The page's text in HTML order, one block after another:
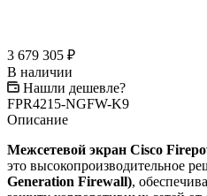
3 679 305 ₽
В наличии
Нашли дешевле?
FPR4215-NGFW-K9
Описание
Межсетевой экран Cisco
это высокопроизводительное
Generation Firewall),